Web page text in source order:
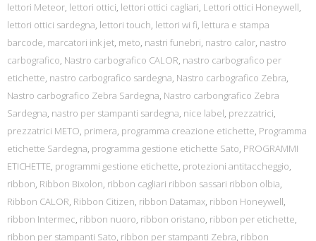
lettori Meteor, lettori ottici, lettori ottici cagliari, Lettori ottici Honeywell,
lettori ottici sardegna, lettori touch, lettori wi fi, lettura e stampa
barcode, marcatori ink jet, meto, nastri funebri, nastro calor, nastro
carbografico, Nastro carbografico CALOR, nastro carbografico per
etichette, nastro carbografico sardegna, Nastro carbografico Zebra,
Nastro carbografico Zebra Sardegna, Nastro carbongrafico Zebra
Sardegna, nastro per stampanti sardegna, nice label, prezzatrici,
prezzatrici METO, primera, programma creazione etichette, Programma
etichette Sardegna, programma gestione etichette Sato, PROGRAMMI
ETICHETTE, programmi gestione etichette, protezioni antitaccheggio,
ribbon, Ribbon Bixolon, ribbon cagliari ribbon sassari ribbon olbia,
Ribbon CALOR, Ribbon Citizen, ribbon Datamax, ribbon Honeywell,
ribbon Intermec, ribbon nuoro, ribbon oristano, ribbon per etichette,
ribbon per stampanti Sato, ribbon per stampanti Zebra, ribbon